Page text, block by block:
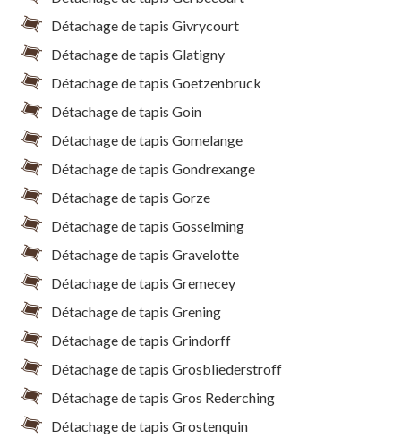
Détachage de tapis Givrycourt
Détachage de tapis Glatigny
Détachage de tapis Goetzenbruck
Détachage de tapis Goin
Détachage de tapis Gomelange
Détachage de tapis Gondrexange
Détachage de tapis Gorze
Détachage de tapis Gosselming
Détachage de tapis Gravelotte
Détachage de tapis Gremecey
Détachage de tapis Grening
Détachage de tapis Grindorff
Détachage de tapis Grosbliederstroff
Détachage de tapis Gros Rederching
Détachage de tapis Grostenquin